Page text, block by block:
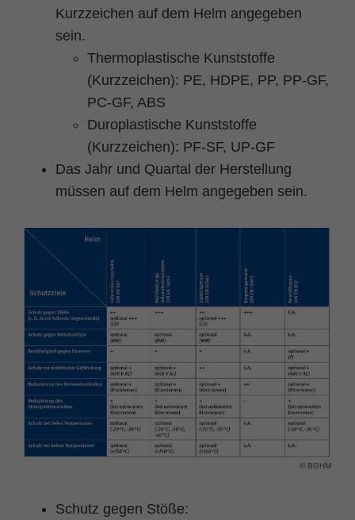
Kurzzeichen auf dem Helm angegeben
sein.
Thermoplastische Kunststoffe
(Kurzzeichen): PE, HDPE, PP, PP-GF,
PC-GF, ABS
Duroplastische Kunststoffe
(Kurzzeichen): PF-SF, UP-GF
Das Jahr und Quartal der Herstellung
müssen auf dem Helm angegeben sein.
© BGHM
Schutz gegen Stöße: